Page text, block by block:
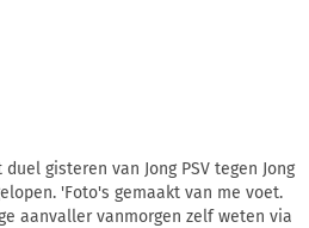
gisteren van Jong PSV tegen Jong
'Foto's gemaakt van me voet.
aanvaller vanmorgen zelf weten via